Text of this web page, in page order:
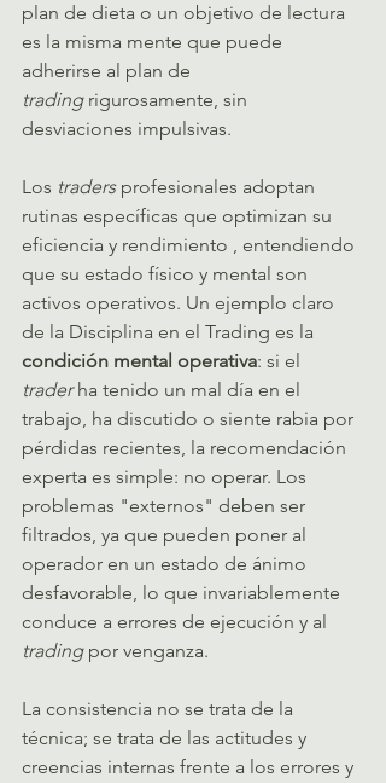
plan de dieta o un objetivo de lectura
es la misma mente que puede
adherirse al plan de
trading rigurosamente, sin
desviaciones impulsivas.
Los traders profesionales adoptan
rutinas específicas que optimizan su
eficiencia y rendimiento , entendiendo
que su estado físico y mental son
activos operativos. Un ejemplo claro
de la Disciplina en el Trading es la
condición mental operativa: si el
trader ha tenido un mal día en el
trabajo, ha discutido o siente rabia por
pérdidas recientes, la recomendación
experta es simple: no operar. Los
problemas "externos" deben ser
filtrados, ya que pueden poner al
operador en un estado de ánimo
desfavorable, lo que invariablemente
conduce a errores de ejecución y al
trading por venganza.
La consistencia no se trata de la
técnica; se trata de las actitudes y
creencias internas frente a los errores y